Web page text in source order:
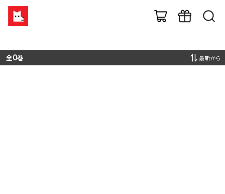
全0巻 最新から